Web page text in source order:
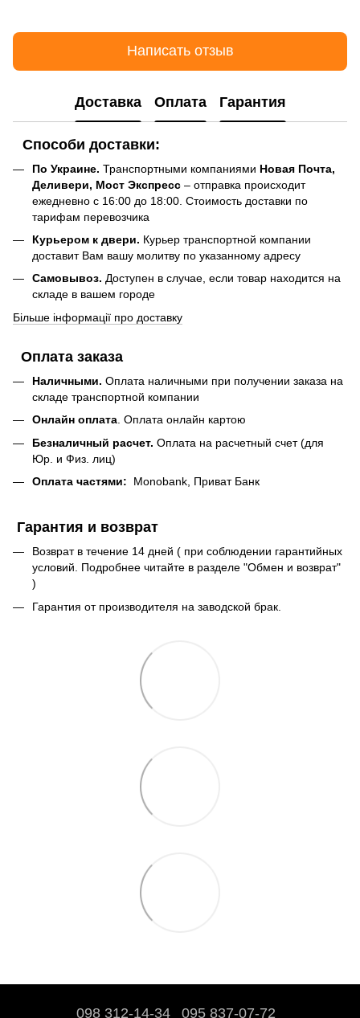
Написать отзыв
Доставка Оплата Гарантия
Способи доставки:
По Украине. Транспортными компаниями Новая Почта,
Деливери, Мост Экспресс – отправка происходит
ежедневно с 16:00 до 18:00. Стоимость доставки по
тарифам перевозчика
Курьером к двери. Курьер транспортной компании
доставит Вам вашу молитву по указанному адресу
Самовывоз. Доступен в случае, если товар находится на
складе в вашем городе
Більше інформації про доставку
Оплата заказа
Наличными. Оплата наличными при получении заказа на
складе транспортной компании
Онлайн оплата . Оплата онлайн картою
Безналичный расчет. Оплата на расчетный счет (для
Юр. и Физ. лиц)
Оплата частями: Monobank, Приват Банк
Гарантия и возврат
Возврат в течение 14 дней ( при соблюдении гарантийных
условий. Подробнее читайте в разделе "Обмен и возврат"
)
Гарантия от производителя на заводской брак.
098 312-14-34 095 837-07-72